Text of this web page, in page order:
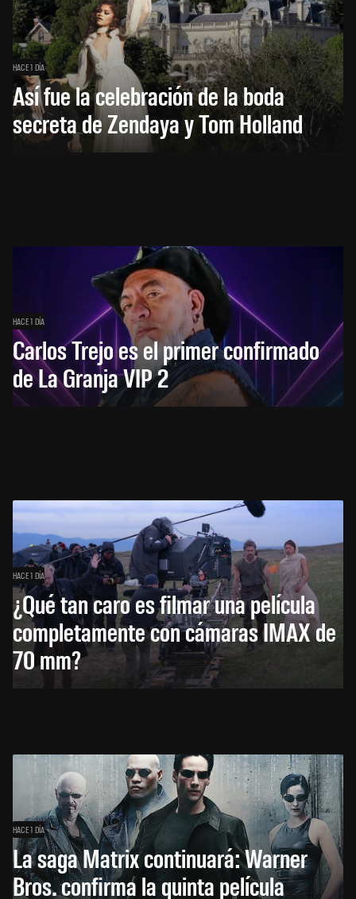
HACE 1 DÍA
Así fue la celebración de la boda
secreta de Zendaya y Tom Holland
HACE 1 DÍA
Carlos Trejo es el primer confirmado
de La Granja VIP 2
HACE 1 DÍA
¿Qué tan caro es filmar una película
completamente con cámaras IMAX de
70 mm?
HACE 1 DÍA
La saga Matrix continuará: Warner
Bros. confirma la quinta película